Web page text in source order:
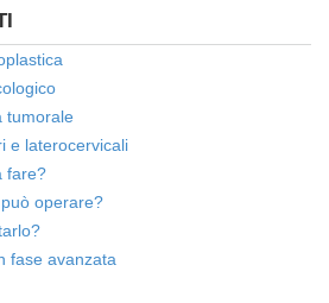
tumorale
e laterocervicali
fare?
operare?
fase avanzata